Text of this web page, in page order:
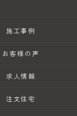
施工事例
お客様の声
求人情報
注文住宅